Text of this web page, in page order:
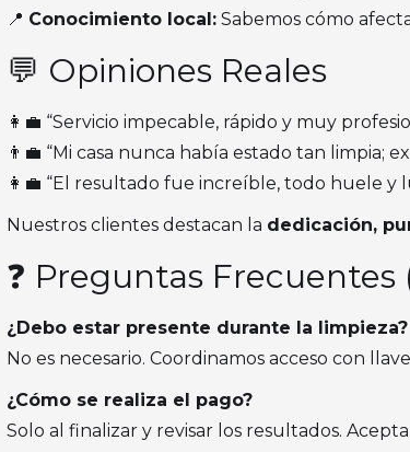
📍 Conocimiento local: Sabemos cómo
💬 Opiniones Reales
👩‍💼 “Servicio impecable, rápido y muy
👨‍💼 “Mi casa nunca había estado tan limpia;
👩‍💼 “El resultado fue increíble, todo huele y
Nuestros clientes destacan la dedicación,
❓ Preguntas Frecuentes
¿Debo estar presente durante la limpieza?
No es necesario. Coordinamos acceso con
¿Cómo se realiza el pago?
Solo al finalizar y revisar los resultados.